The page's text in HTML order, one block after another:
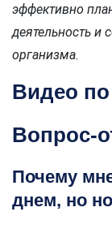
эффективно
деятельность и
организма.
Видео по
Вопрос-
Почему
днем, но